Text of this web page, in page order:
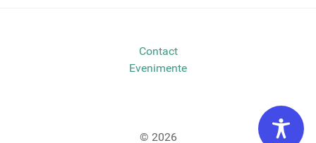
Contact
Evenimente
© 2026